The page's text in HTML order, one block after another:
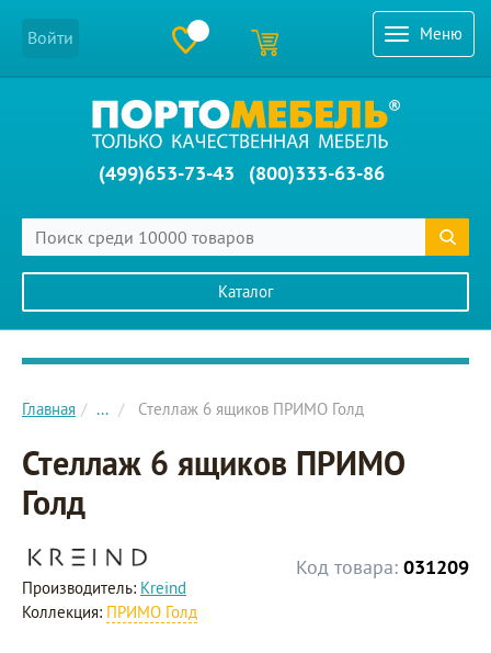
Меню
Войти
(499)653-73-43 (800)333-63-86
Каталог
Главное меню сайта
Главная ... Стеллаж 6 ящиков ПРИМО Голд
Стеллаж 6 ящиков ПРИМО
Голд
Код товара: 031209
Производитель: Kreind
Коллекция: ПРИМО Голд